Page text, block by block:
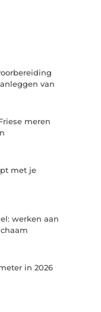
van
meren
met je
werken aan
in 2026